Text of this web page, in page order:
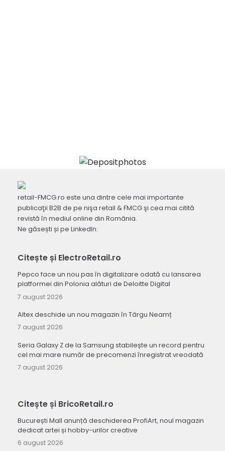
retail-FMCG.ro este una dintre cele mai importante
publicaţii B2B de pe nişa retail & FMCG şi cea mai citită
revistă în mediul online din România.
Ne găsești și pe LinkedIn:
Citește și ElectroRetail.ro
Pepco face un nou pas în digitalizare odată cu lansarea
platformei din Polonia alături de Deloitte Digital
7 august 2026
Altex deschide un nou magazin în Târgu Neamț
7 august 2026
Seria Galaxy Z de la Samsung stabilește un record pentru
cel mai mare număr de precomenzi înregistrat vreodată
7 august 2026
Citește și BricoRetail.ro
București Mall anunță deschiderea ProfiArt, noul magazin
dedicat artei și hobby-urilor creative
6 august 2026